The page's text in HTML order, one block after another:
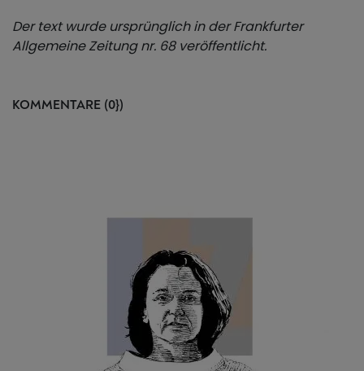
Der text wurde ursprünglich in der Frankfurter
Allgemeine Zeitung nr. 68 veröffentlicht.
KOMMENTARE (0})